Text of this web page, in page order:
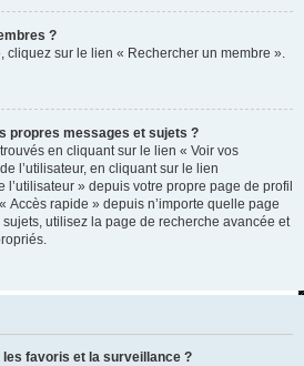
?
cliquez sur le lien « Rechercher un membre ».
propres messages et sujets ?
en cliquant sur le lien « Voir vos
l’utilisateur, en cliquant sur le lien
» depuis votre propre page de profil
Accès rapide » depuis n’importe quelle page
utilisez la page de recherche avancée et
favoris et la surveillance ?